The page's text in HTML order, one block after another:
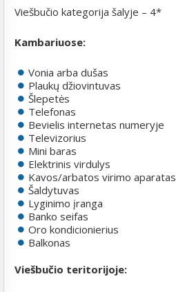
Viešbučio kategorija šalyje – 4*
Kambariuose:
Vonia arba dušas
Plaukų džiovintuvas
Šlepetės
Telefonas
Bevielis internetas numeryje
Televizorius
Mini baras
Elektrinis virdulys
Kavos/arbatos virimo aparatas
Šaldytuvas
Lyginimo įranga
Banko seifas
Oro kondicionierius
Balkonas
Viešbučio teritorijoje: